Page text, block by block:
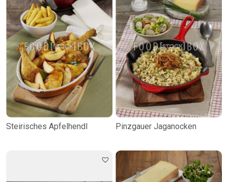
Steirisches Apfelhendl Pinzgauer Jaganocken